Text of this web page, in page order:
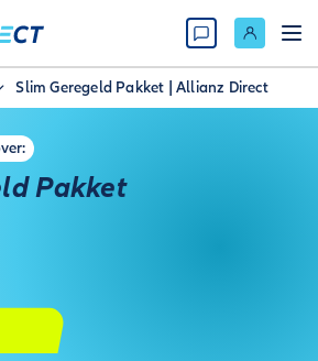
Slim Geregeld Pakket | Allianz Direct
Pakket